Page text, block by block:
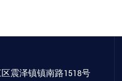
震泽镇镇南路1518号